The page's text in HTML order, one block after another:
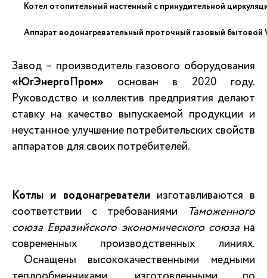
Котел отопительный настенный с принудительной
Аппарат водонагревательный проточный газовый бытовой
Завод – производитель газового оборудования
«ЮгЭнергоПром» основан в 2020 году.
Руководство и коллектив предприятия делают
ставку на качество выпускаемой продукции и
неустанное улучшение потребительских свойств
аппаратов для своих потребителей.
Котлы и водонагревателиизготавливаются в
соответствии с требованиями
Таможенного
союза Евразийского экономического союзана
современных производственных линиях.
Оснащены высококачественными медными